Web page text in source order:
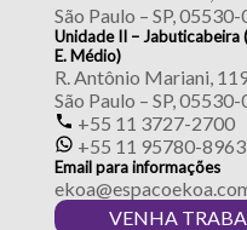
São Paulo – SP,
Unidade II – Jabuticabeira
E. Médio)
R. Antônio Mariani,
São Paulo – SP,
+55 11 3727-2700
+55 11 95780-8963
Email para informações
VENHA